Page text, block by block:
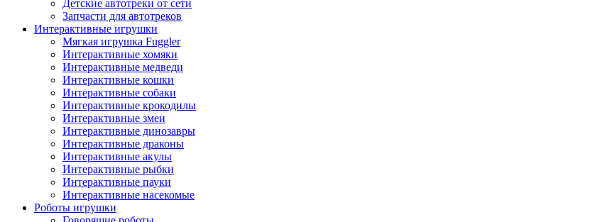
Детские автотреки от сети
Запчасти для автотреков
Интерактивные игрушки
Мягкая игрушка Fuggler
Интерактивные хомяки
Интерактивные медведи
Интерактивные кошки
Интерактивные собаки
Интерактивные крокодилы
Интерактивные змеи
Интерактивные динозавры
Интерактивные драконы
Интерактивные акулы
Интерактивные рыбки
Интерактивные пауки
Интерактивные насекомые
Роботы игрушки